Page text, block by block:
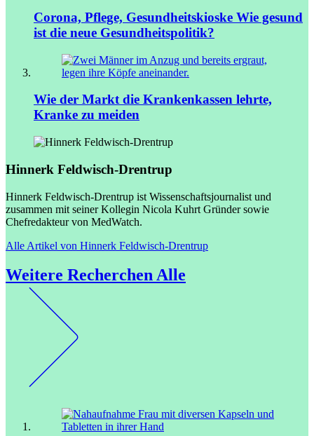
Corona, Pflege, Gesundheitskioske Wie gesund
ist die neue Gesundheitspolitik?
Wie der Markt die Krankenkassen lehrte,
Kranke zu meiden
Hinnerk Feldwisch-Drentrup
Hinnerk Feldwisch-Drentrup ist Wissenschaftsjournalist und
zusammen mit seiner Kollegin Nicola Kuhrt Gründer sowie
Chefredakteur von MedWatch.
Alle Artikel von Hinnerk Feldwisch-Drentrup
Weitere RecherchenAlle